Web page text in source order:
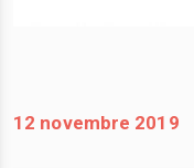
12 novembre 2019